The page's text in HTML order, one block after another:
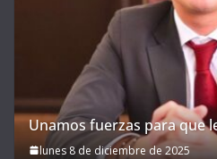
Unamos fuerzas para que
lunes 8 de diciembre de 2025